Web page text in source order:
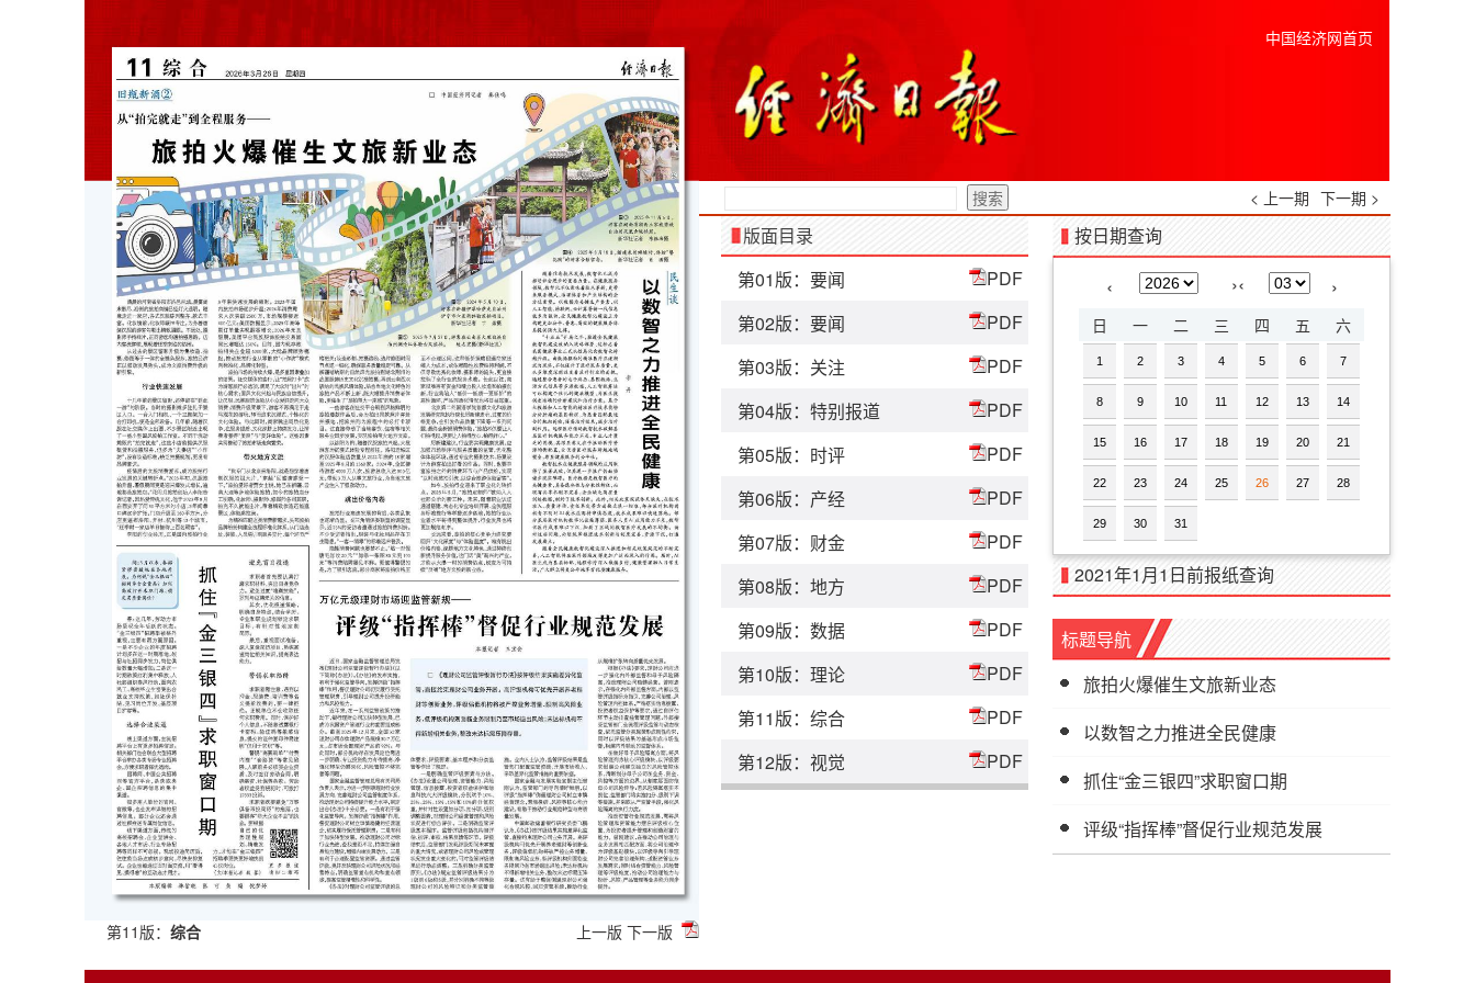
第11版： 综合 上一版 下一版
中国经济网首页
< 上一期 下一期 >
版面目录
第01版：要闻
PDF
第02版：要闻
PDF
第03版：关注
PDF
第04版：特别报道
PDF
第05版：时评
PDF
第06版：产经
PDF
第07版：财金
PDF
第08版：地方
PDF
第09版：数据
PDF
第10版：理论
PDF
第11版：综合
PDF
第12版：视觉
PDF
按日期查询
‹ ›‹ ›
日 一 二 三 四 五 六
1 2 3 4 5 6 7
8 9 10 11 12 13 14
15 16 17 18 19 20 21
22 23 24 25 26 27 28
29 30 31
2021年1月1日前报纸查询
标题导航
旅拍火爆催生文旅新业态
以数智之力推进全民健康
抓住“金三银四”求职窗口期
评级“指挥棒”督促行业规范发展